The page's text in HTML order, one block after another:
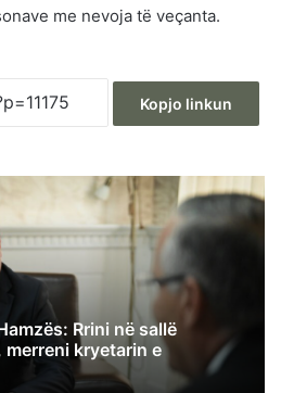
me nevoja të veçanta.
Kopjo linkun
Rrini në sallë
kryetarin e